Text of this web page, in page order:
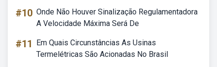
#10 Onde Não Houver Sinalização Regulamentadora
A Velocidade Máxima Será De
#11
Em Quais Circunstâncias As Usinas
Termelétricas São Acionadas No Brasil